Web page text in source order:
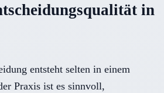
in
entsteht selten in einem
Praxis ist es sinnvoll,